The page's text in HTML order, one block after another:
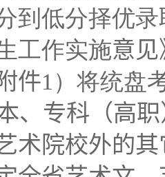
到低分择优
工作实施意
件1）将统盘
、专科（高职
术院校外的